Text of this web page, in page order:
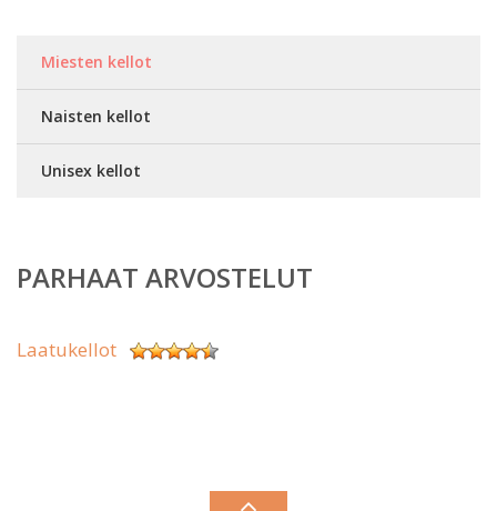
Miesten kellot
Naisten kellot
Unisex kellot
PARHAAT ARVOSTELUT
Laatukellot